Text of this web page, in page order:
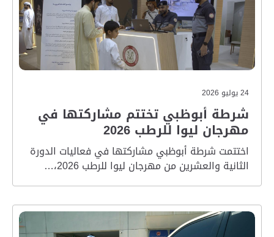
24 يوليو 2026
شرطة أبوظبي تختتم مشاركتها في
مهرجان ليوا للرطب 2026
اختتمت شرطة أبوظبي مشاركتها في فعاليات الدورة
الثانية والعشرين من مهرجان ليوا للرطب 2026،…